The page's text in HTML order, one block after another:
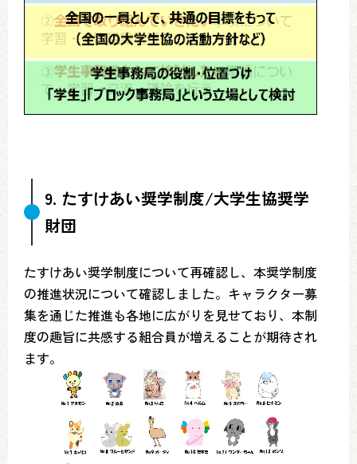
9. たすけあい奨学制度/大学生協奨学
財団
たすけあい奨学制度について再確認し、本奨学制度
の推進状況について確認しました。キャラクター募
集を通じた推進も各地に広がりを見せており、本制
度の趣旨に共感する組合員が増えることが期待され
ます。